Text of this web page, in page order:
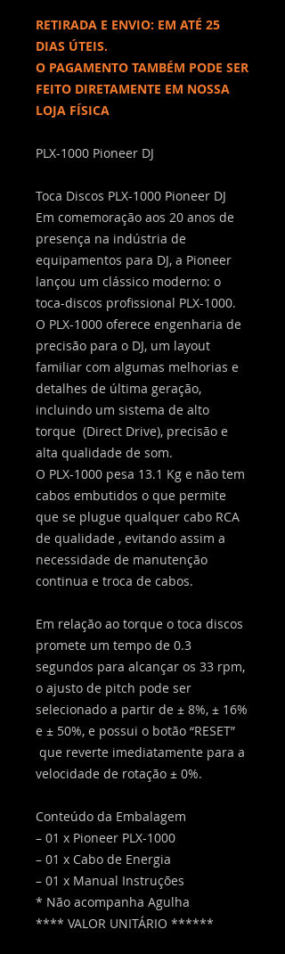
RETIRADA E ENVIO: EM ATÉ 25
DIAS ÚTEIS.
O PAGAMENTO TAMBÉM PODE SER
FEITO DIRETAMENTE EM NOSSA
LOJA FÍSICA
PLX-1000 Pioneer DJ
Toca Discos PLX-1000 Pioneer DJ
Em comemoração aos 20 anos de
presença na indústria de
equipamentos para DJ, a Pioneer
lançou um clássico moderno: o
toca-discos profissional PLX-1000.
O PLX-1000 oferece engenharia de
precisão para o DJ, um layout
familiar com algumas melhorias e
detalhes de última geração,
incluindo um sistema de alto
torque (Direct Drive), precisão e
alta qualidade de som.
O PLX-1000 pesa 13.1 Kg e não tem
cabos embutidos o que permite
que se plugue qualquer cabo RCA
de qualidade , evitando assim a
necessidade de manutenção
continua e troca de cabos.
Em relação ao torque o toca discos
promete um tempo de 0.3
segundos para alcançar os 33 rpm,
o ajusto de pitch pode ser
selecionado a partir de ± 8%, ± 16%
e ± 50%, e possui o botão “RESET”
que reverte imediatamente para a
velocidade de rotação ± 0%.
Conteúdo da Embalagem
– 01 x Pioneer PLX-1000
– 01 x Cabo de Energia
– 01 x Manual Instruções
* Não acompanha Agulha
**** VALOR UNITÁRIO ******